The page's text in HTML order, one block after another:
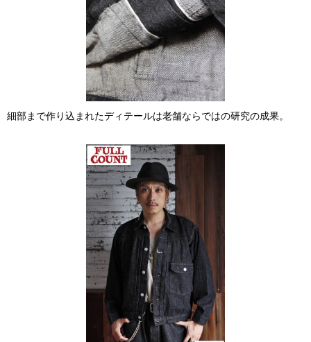
細部まで作り込まれたディテールは老舗ならではの研究の成果。